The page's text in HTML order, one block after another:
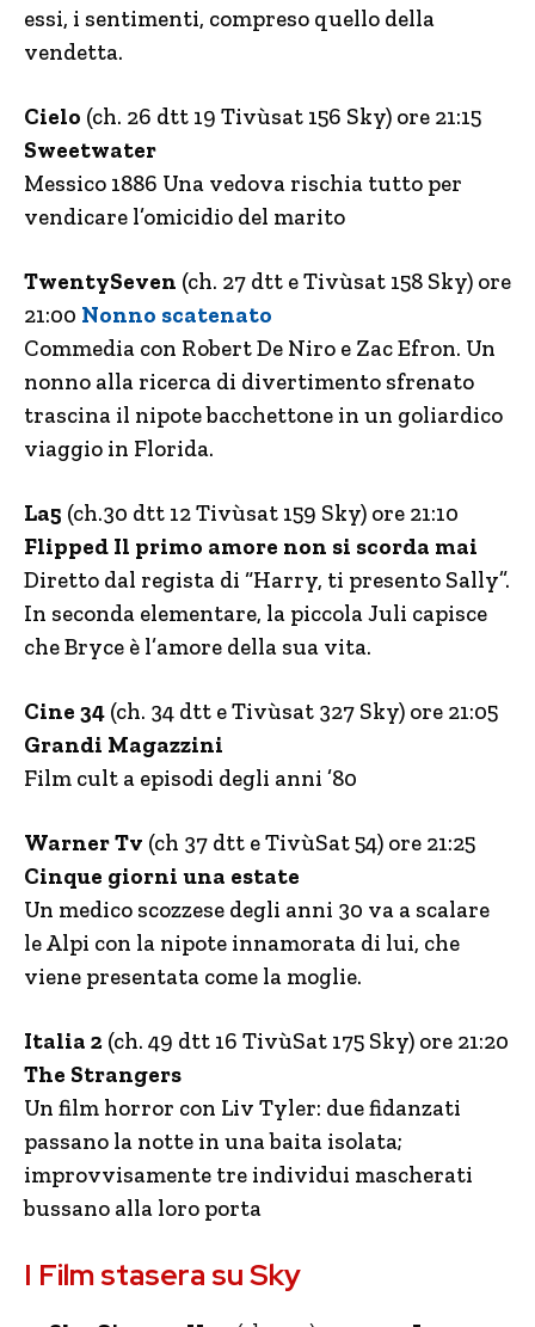
essi, i sentimenti, compreso quello della
vendetta.
Cielo (ch. 26 dtt 19 Tivùsat 156 Sky) ore 21:15
Sweetwater
Messico 1886 Una vedova rischia tutto per
vendicare l’omicidio del marito
TwentySeven (ch. 27 dtt e Tivùsat 158 Sky) ore
21:00 Nonno scatenato
Commedia con Robert De Niro e Zac Efron. Un
nonno alla ricerca di divertimento sfrenato
trascina il nipote bacchettone in un goliardico
viaggio in Florida.
La5 (ch.30 dtt 12 Tivùsat 159 Sky) ore 21:10
Flipped Il primo amore non si scorda mai
Diretto dal regista di “Harry, ti presento Sally”.
In seconda elementare, la piccola Juli capisce
che Bryce è l’amore della sua vita.
Cine 34 (ch. 34 dtt e Tivùsat 327 Sky) ore 21:05
Grandi Magazzini
Film cult a episodi degli anni ’80
Warner Tv (ch 37 dtt e TivùSat 54) ore 21:25
Cinque giorni una estate
Un medico scozzese degli anni 30 va a scalare
le Alpi con la nipote innamorata di lui, che
viene presentata come la moglie.
Italia 2 (ch. 49 dtt 16 TivùSat 175 Sky) ore 21:20
The Strangers
Un film horror con Liv Tyler: due fidanzati
passano la notte in una baita isolata;
improvvisamente tre individui mascherati
bussano alla loro porta
I Film stasera su Sky